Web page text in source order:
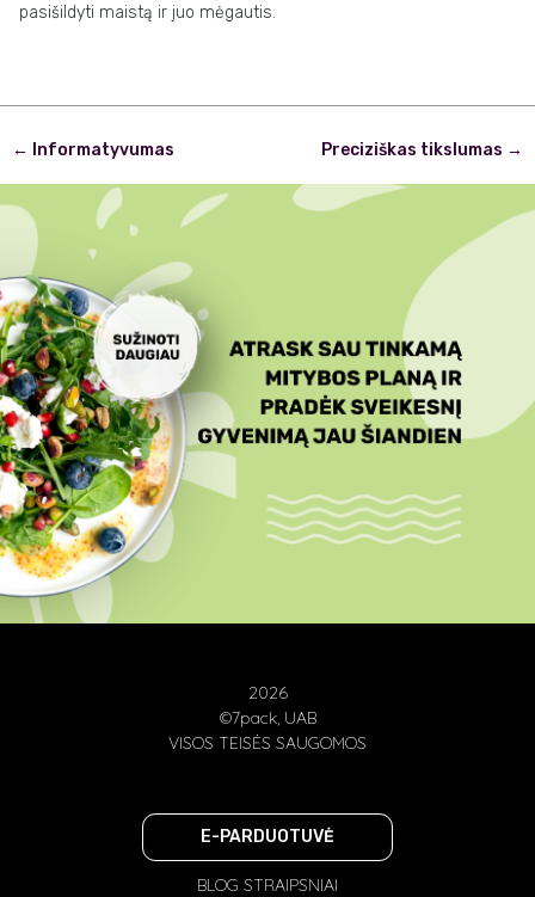
pasišildyti maistą ir juo mėgautis.
Post
Preciziškas tikslumas →
← Informatyvumas
2026
©7pack, UAB
VISOS TEISĖS SAUGOMOS
E-PARDUOTUVĖ
BLOG STRAIPSNIAI